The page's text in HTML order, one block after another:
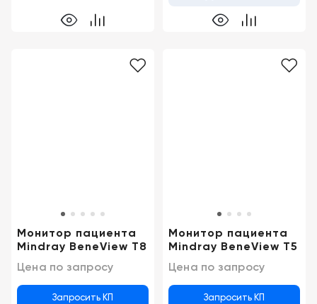
Монитор пациента
Mindray BeneView T8
Цена по запросу
Запросить КП
Монитор пациента
Mindray BeneView T5
Цена по запросу
Запросить КП